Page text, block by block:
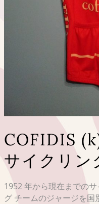
COFIDIS
サイクリン
1952 年から現在までの
グ チームのジャージを国